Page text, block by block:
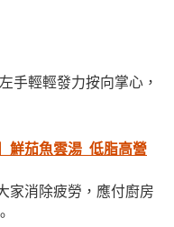
手輕輕發力按向掌心，
鮮茄魚雲湯 低脂高營
家消除疲勞，應付廚房